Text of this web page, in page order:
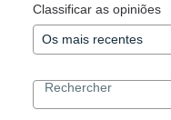
Classificar as opiniões